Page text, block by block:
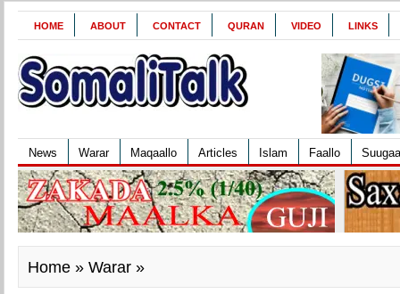
HOME ABOUT CONTACT QURAN VIDEO LINKS
News Warar Maqaallo Articles Islam Faallo
Home » Warar »